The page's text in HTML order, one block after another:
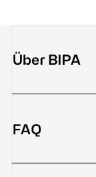
Über BIPA
FAQ